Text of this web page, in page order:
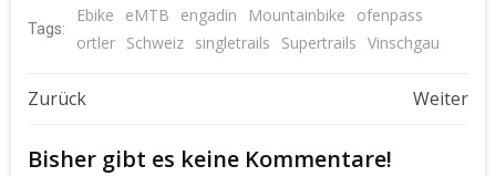
Tags:
Ebike eMTB engadin Mountainbike
ofenpass
ortler Schweiz singletrails Supertrails Vinschgau
Beitragsnavigation
Zurück Weiter
Bisher gibt es keine Kommentare!